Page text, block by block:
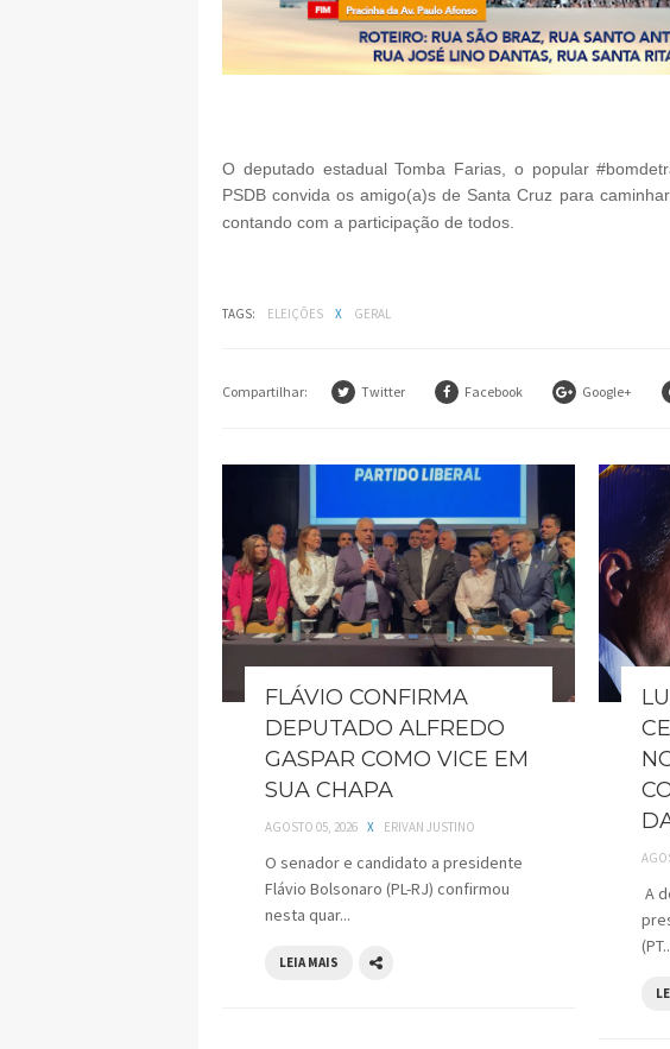
O deputado estadual Tomba Farias, o popular
PSDB convida os amigo(a)s de Santa Cruz para
contando com a participação de todos.
TAGS: ELEIÇÕES X GERAL
Compartilhar: Twitter Facebook Google+
FLÁVIO CONFIRMA
DEPUTADO ALFREDO
GASPAR COMO VICE EM
SUA CHAPA
AGOSTO 05, 2026 X ERIVAN JUSTINO
O senador e candidato a presidente
Flávio Bolsonaro (PL-RJ) confirmou
nesta quar...
LEIA MAIS
A